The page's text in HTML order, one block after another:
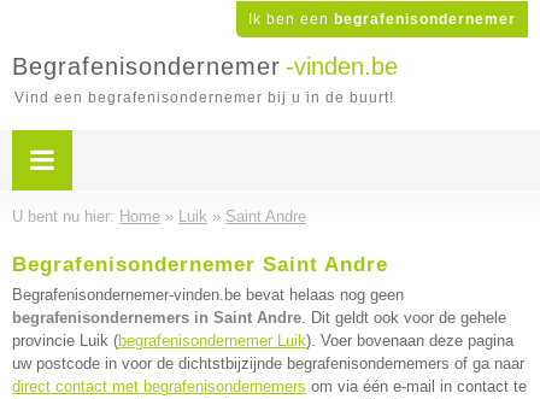
Ik ben een begrafenisondernemer
Begrafenisondernemer -vinden.be
Vind een begrafenisondernemer bij u in de buurt!
U bent nu hier: Home » Luik » Saint Andre
Begrafenisondernemer Saint Andre
Begrafenisondernemer-vinden.be bevat helaas nog geen
begrafenisondernemers in Saint Andre. Dit geldt ook voor de gehele
provincie Luik (begrafenisondernemer Luik). Voer bovenaan deze pagina
uw postcode in voor de dichtstbijzijnde begrafenisondernemers of ga naar
direct contact met begrafenisondernemers om via één e-mail in contact te